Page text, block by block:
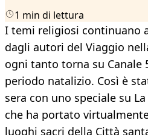
1 min di lettura
I temi religiosi continuano
dagli autori del Viaggio
ogni tanto torna su Canale
periodo natalizio. Così è
sera con uno speciale su
che ha portato
luoghi sacri della Città